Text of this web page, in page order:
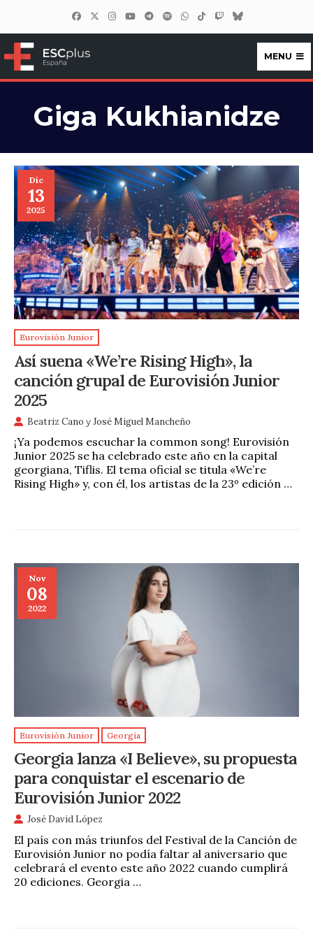
ESCplus España
MENU
Giga Kukhianidze
Dic
13
2025
Eurovisión Junior
Así suena «We’re Rising High», la
canción grupal de Eurovisión Junior
2025
Beatriz Cano yJosé Miguel Mancheño
¡Ya podemos escuchar la common song! Eurovisión
Junior 2025 se ha celebrado este año en la capital
georgiana, Tiflis. El tema oficial se titula «We’re
Rising High» y, con él, los artistas de la 23º edición …
Nov
08
2022
Eurovisión Junior Georgia
Georgia lanza «I Believe», su propuesta
para conquistar el escenario de
Eurovisión Junior 2022
José David López
El país con más triunfos del Festival de la Canción de
Eurovisión Junior no podía faltar al aniversario que
celebrará el evento este año 2022 cuando cumplirá
20 ediciones. Georgia …